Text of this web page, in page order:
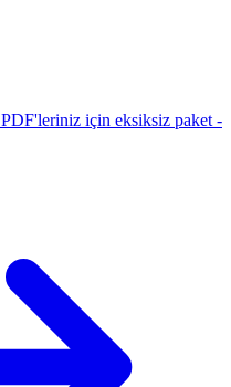
PDF'leriniz için eksiksiz paket -